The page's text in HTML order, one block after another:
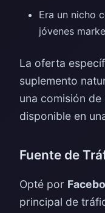
Era un nicho
jóvenes
La oferta
suplemento
una comisión
disponible en
Fuente de
Opté por
principal de